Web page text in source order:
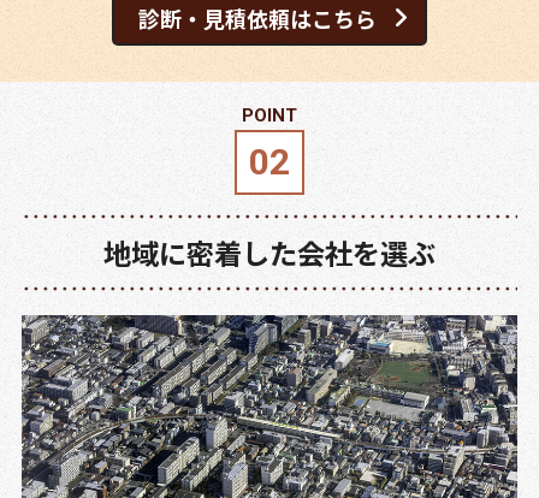
診断・見積依頼はこちら
地域に密着した会社を選ぶ